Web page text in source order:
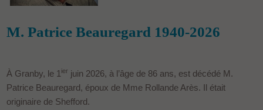
M. Patrice Beauregard 1940-2026
À Granby, le 1 ier juin 2026, à l’âge de 86 ans, est décédé M.
Patrice Beauregard, époux de Mme Rollande Arès. Il était
originaire de Shefford.